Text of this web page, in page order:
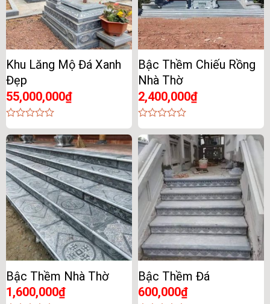
Khu Lăng Mộ Đá Xanh
Đẹp
55,000,000₫
0
out
of
5
Bậc Thềm Chiếu Rồng
Nhà Thờ
2,400,000₫
0
out
of
5
Bậc Thềm Nhà Thờ
1,600,000₫
Bậc Thềm Đá
600,000₫